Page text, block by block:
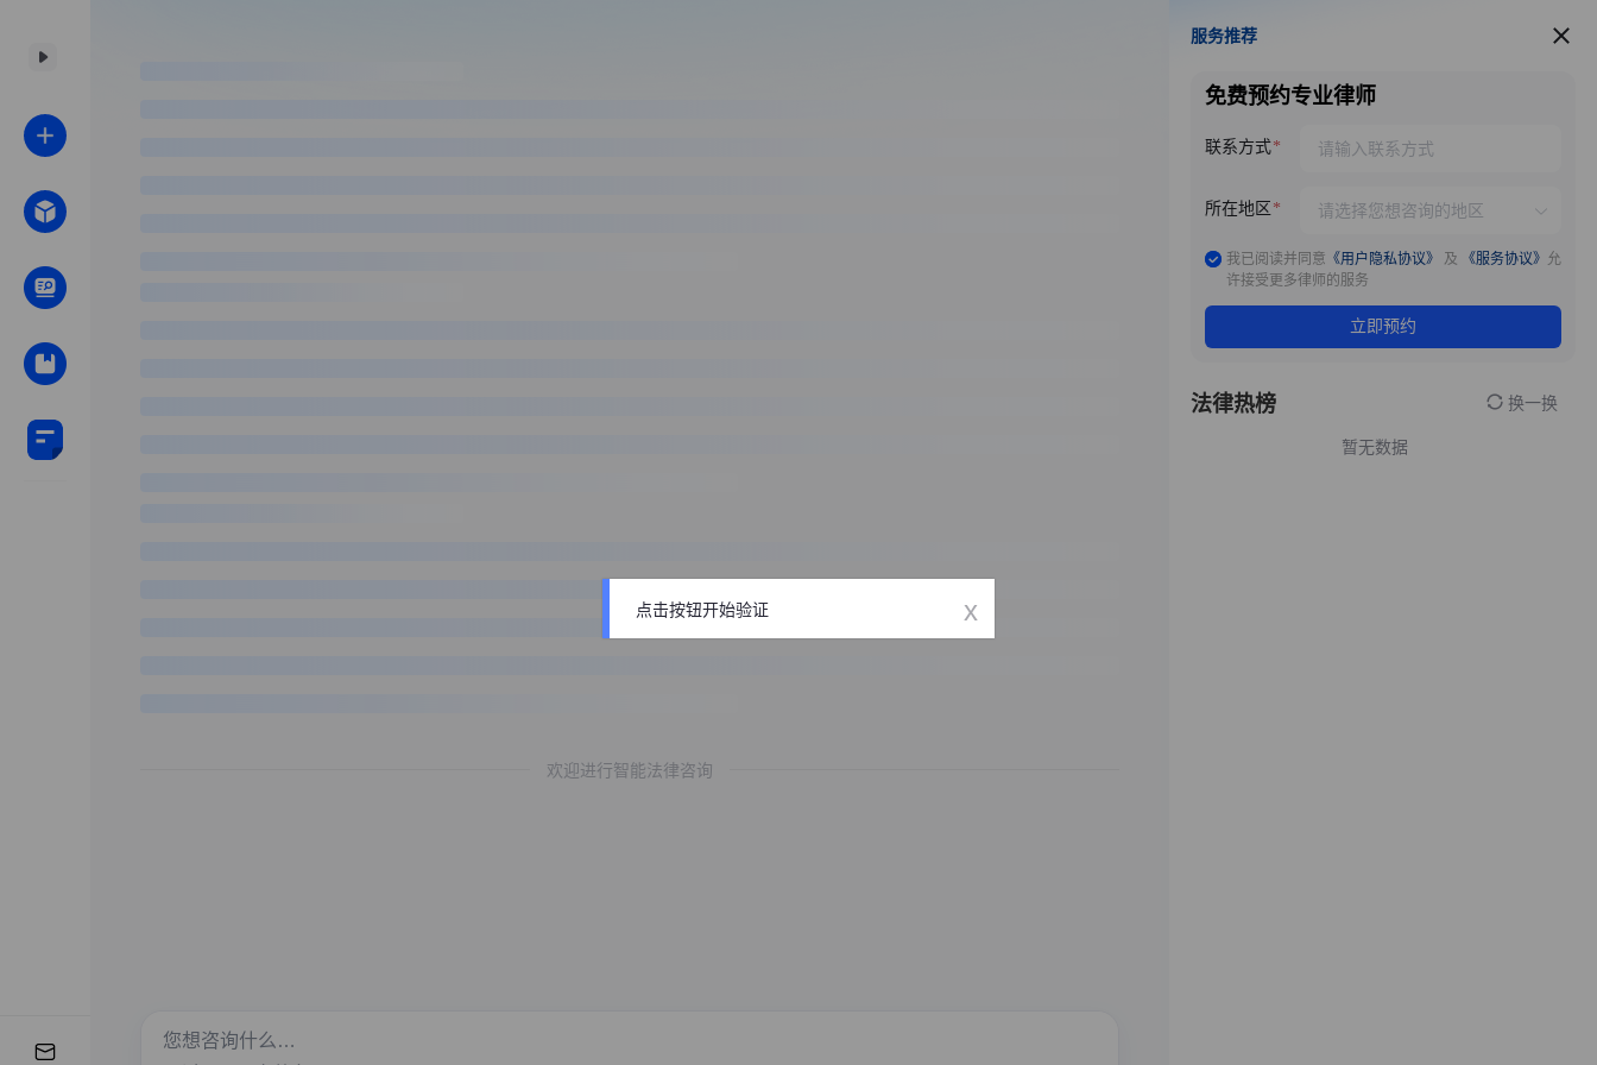
欢迎进行智能法律咨询
服务推荐
服务推荐
免费预约专业律师
联系方式
所在地区
我已阅读并同意 《用户隐私协议》 及 《服务协议》 允
许接受更多律师的服务
立即预约
法律热榜 换一换
暂无数据
点击按钮开始验证 x